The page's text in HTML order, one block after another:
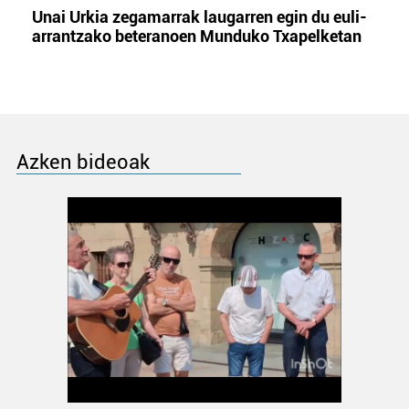
Unai Urkia zegamarrak laugarren egin du euli-
arrantzako beteranoen Munduko Txapelketan
Azken bideoak